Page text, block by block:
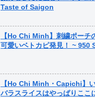
Taste of Saigon
【Ho Chi Minh】刺繍ポー
可愛いベトカピ発見！ ~
【Ho Chi Minh・Capichi】
バラスライスはやっぱりここ